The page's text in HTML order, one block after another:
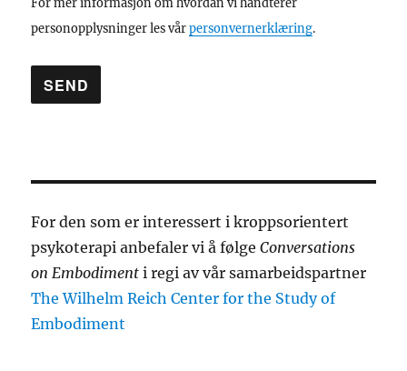
personopplysninger les vårpersonvernerklæring.
For den som er interessert i kroppsorientert
psykoterapi anbefaler vi å følgeConversations
on Embodiment i regi av vår samarbeidspartner
The Wilhelm Reich Center for the Study of
Embodiment